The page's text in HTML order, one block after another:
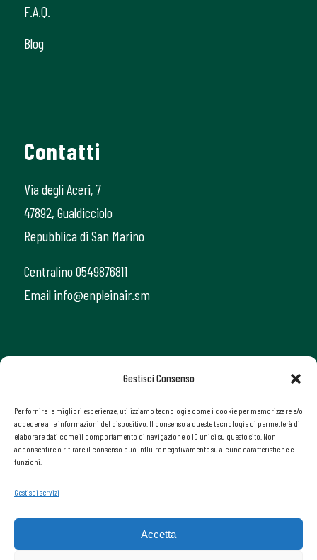
Gestisci Consenso
Per fornire le migliori esperienze, utilizziamo tecnologie come i cookie per memorizzare e/o
accedere alle informazioni del dispositivo. Il consenso a queste tecnologie ci permetterà di
elaborare dati come il comportamento di navigazione o ID unici su questo sito. Non
acconsentire o ritirare il consenso può influire negativamente su alcune caratteristiche e
funzioni.
Gestisci servizi
Accetta
F.A.Q.
Blog
Contatti
Via degli Aceri, 7
47892, Gualdicciolo
Repubblica di San Marino
Centralino 0549876811
Email info@enpleinair.sm
Tutte le immagini, i loghi, la grafica ed i contenuti del presente sito web sono di